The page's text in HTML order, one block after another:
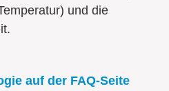
und die
auf der FAQ-Seite